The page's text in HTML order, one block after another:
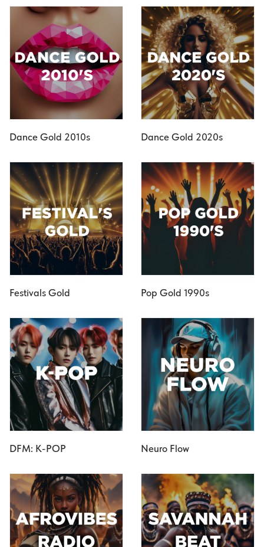
Dance Gold 2010s Dance Gold 2020s
Festivals Gold Pop Gold 1990s
DFM: K-POP Neuro Flow